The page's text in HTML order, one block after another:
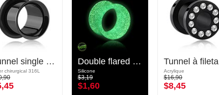
Tunnel single flared (acier chirurgical, noir) avec o-ring
chirurgical 316L
Double flared tunnel "Glow in the dark" (silicone, différentes couleurs)
Silicone
$3,19
$1,60
Acrylique
$16,90
$8,45